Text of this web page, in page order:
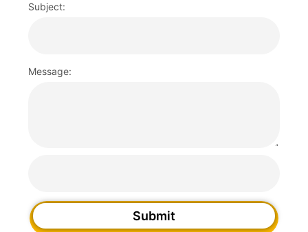
Subject:
Message:
Submit